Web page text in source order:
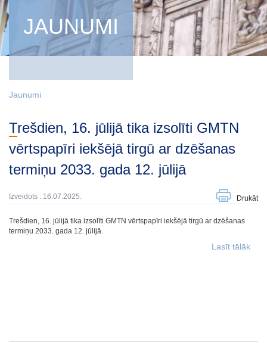
JAUNUMI
Jaunumi
Trešdien, 16. jūlijā tika izsolīti GMTN
vērtspapīri iekšējā tirgū ar dzēšanas
termiņu 2033. gada 12. jūlijā
Izveidots : 16.07.2025. Drukāt
Trešdien, 16. jūlijā tika izsolīti GMTN vērtspapīri iekšējā tirgū ar dzēšanas
termiņu 2033. gada 12. jūlijā.
Lasīt tālāk